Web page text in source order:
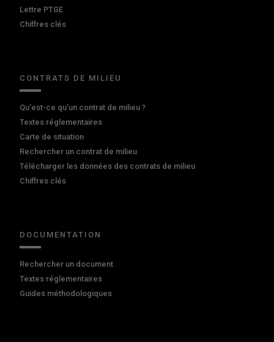
Lettre PTGE
Chiffres clés
CONTRATS DE MILIEU
Qu'est-ce qu'un contrat de milieu ?
Textes réglementaires
Carte de situation
Rechercher un contrat de milieu
Télécharger les données des contrats de milieu
Chiffres clés
DOCUMENTATION
Rechercher un document
Textes réglementaires
Guides méthodologiques